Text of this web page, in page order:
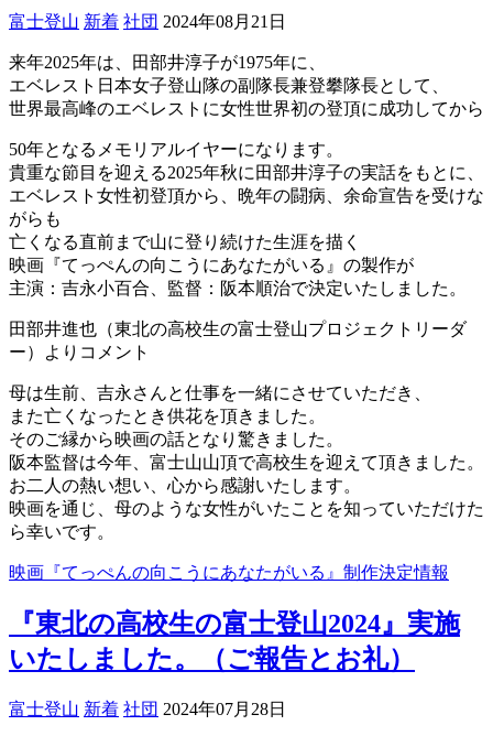
富士登山 新着 社団 2024年08月21日
来年2025年は、田部井淳子が1975年に、
エベレスト日本女子登山隊の副隊長兼登攀隊長として、
世界最高峰のエベレストに女性世界初の登頂に成功してから
50年となるメモリアルイヤーになります。
貴重な節目を迎える2025年秋に田部井淳子の実話をもとに、
エベレスト女性初登頂から、晩年の闘病、余命宣告を受けな
がらも
亡くなる直前まで山に登り続けた生涯を描く
映画『てっぺんの向こうにあなたがいる』の製作が
主演：吉永小百合、監督：阪本順治で決定いたしました。
田部井進也（東北の高校生の富士登山プロジェクトリーダ
ー）
よりコメント
母は生前、吉永さんと仕事を一緒にさせていただき、
また亡くなったとき供花を頂きました。
そのご縁から映画の話となり驚きました。
阪本監督は今年、 富士山山頂で高校生を迎えて頂きました。
お二人の熱い想い、 心から感謝いたします。
映画を通じ、 母のような女性がいたことを知っていただけた
ら幸いです。
映画『てっぺんの向こうにあなたがいる』制作決定情報
『東北の高校生の富士登山2024』実施
いたしました。（ご報告とお礼）
富士登山 新着 社団 2024年07月28日